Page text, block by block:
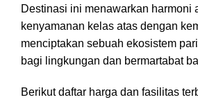
Destinasi ini menawarkan harmoni
kenyamanan kelas atas dengan
menciptakan sebuah ekosistem
bagi lingkungan dan bermartabat
Berikut daftar harga dan fasilitas